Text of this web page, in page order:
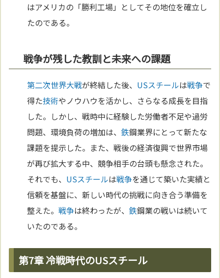
はアメリカの「勝利工場」としてその地位を確立し
たのである。
戦争が残した教訓と未来への課題
第二次世界大戦が終結した後、 USスチールは戦争で
得た技術やノウハウを活かし、さらなる成長を目指
した。しかし、戦時中に経験した労働者不足や過労
問題、環境負荷の増加は、鉄鋼業界にとって新たな
課題を提示した。また、戦後の経済復興で世界市場
が再び拡大する中、競争相手の台頭も懸念された。
それでも、 USスチールは戦争を通じて築いた実績と
信頼を基盤に、新しい時代の挑戦に向き合う準備を
整えた。戦争は終わったが、鉄鋼業の戦いは続いて
いたのである。
第7章 冷戦時代のUSスチール